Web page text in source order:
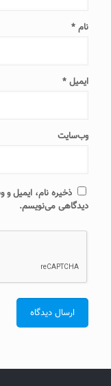
نام *
ایمیل *
وب‌سایت
ذخیره نام، ایمیل و
دیدگاهی می‌نویسم.